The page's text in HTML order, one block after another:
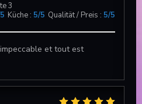
3
Küche : 5/5 Qualität / Preis : 5/5
et tout est